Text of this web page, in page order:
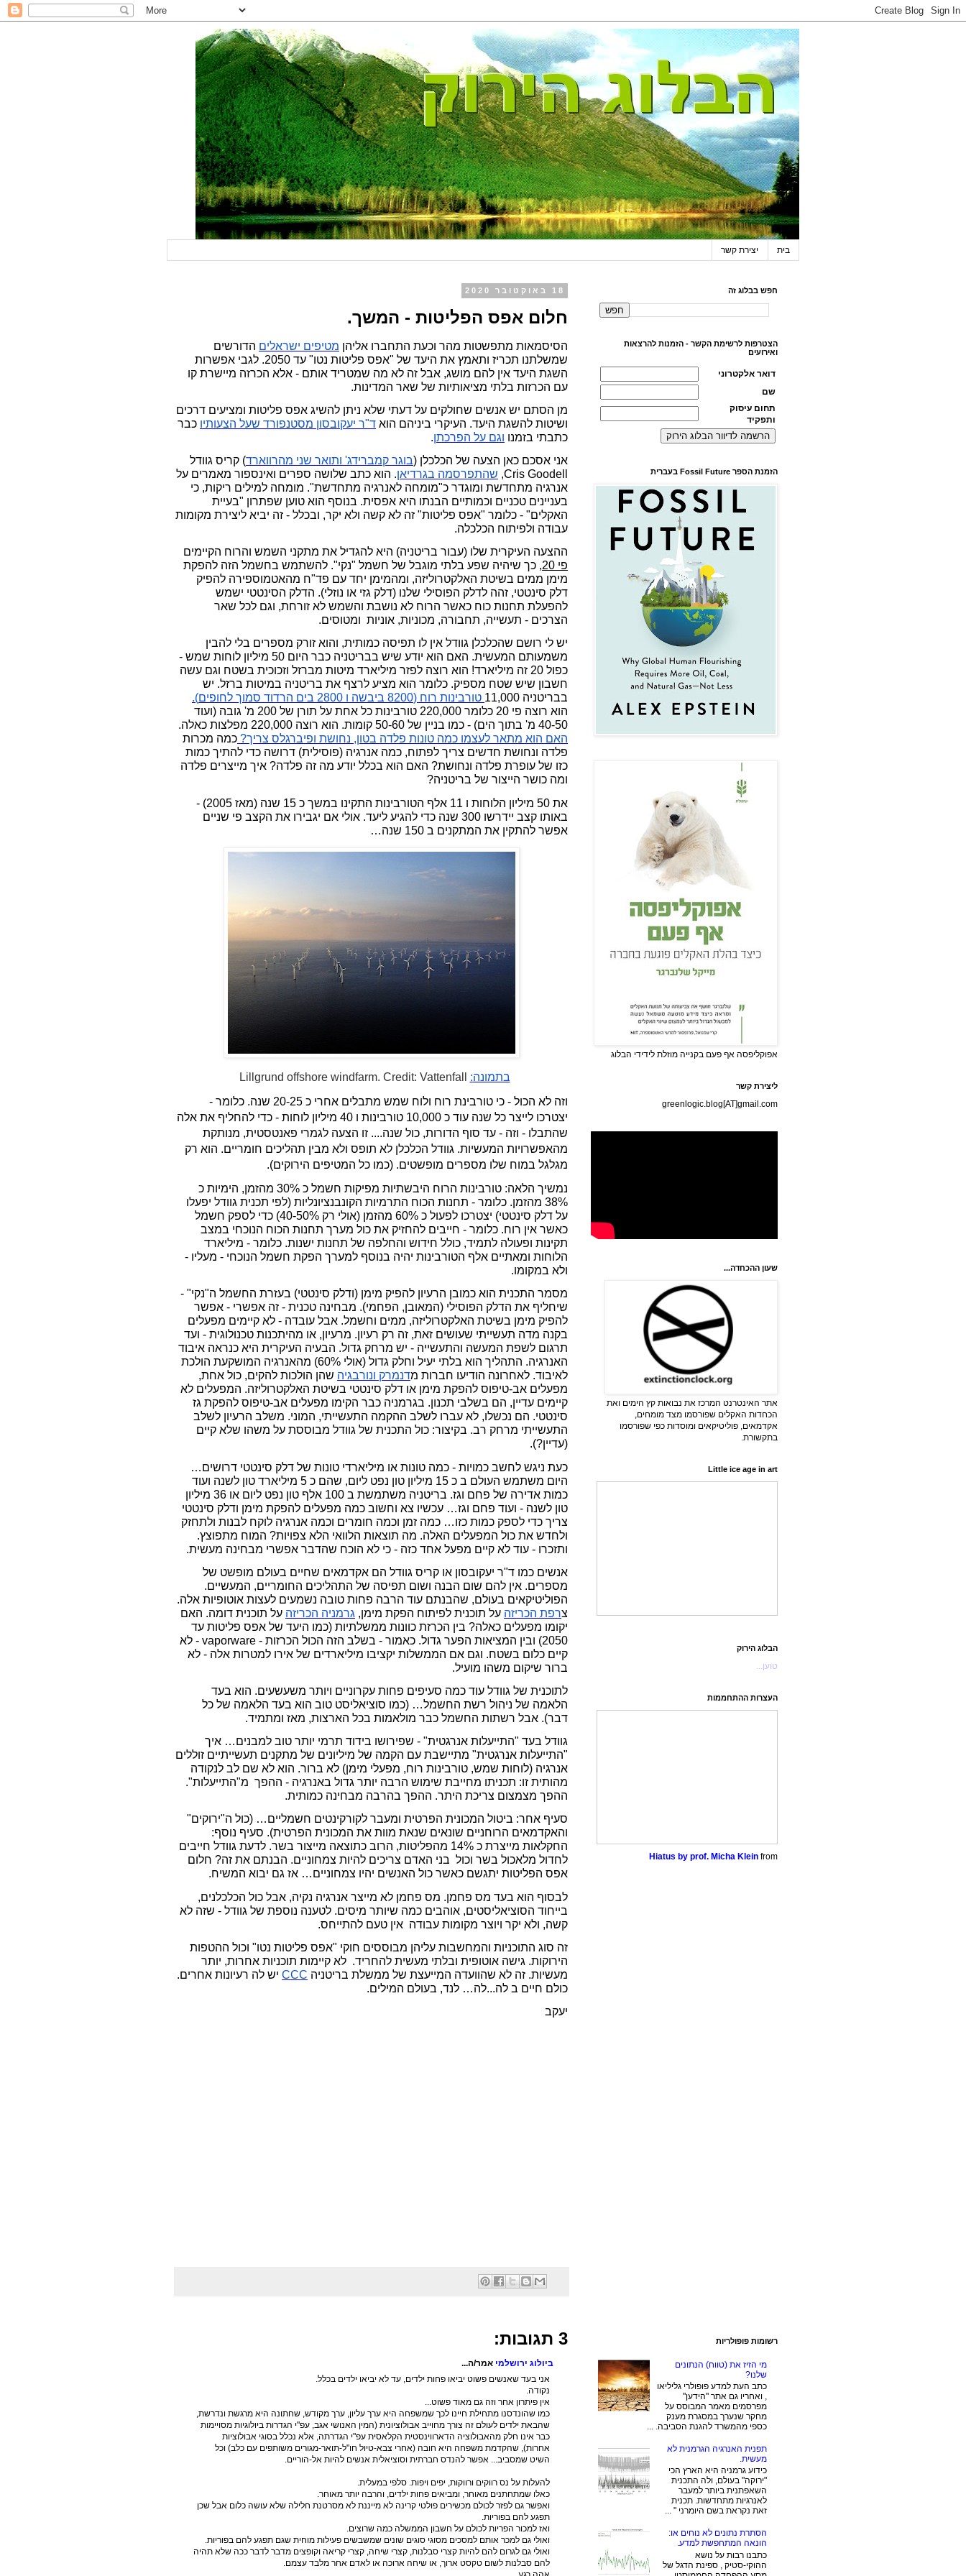
בית יצירת קשר
18 באוקטובר 2020
חלום אפס הפליטות - המשך.
הסיסמאות מתפשטות מהר וכעת התחברו אליהן מטיפים ישראלים הדורשים
שמשלתנו תכריז ותאמץ את היעד של "אפס פליטות נטו" עד 2050. לגבי אפשרות
השגת היעד אין להם מושג, אבל זה לא מה שמטריד אותם - אלא הכרזה מיישרת קו
עם הכרזות בלתי מציאותיות של שאר המדינות.
מן הסתם יש אנשים שחולקים על דעתי שלא ניתן להשיג אפס פליטות ומציעים דרכים
ושיטות להשגת היעד. העיקרי ביניהם הוא ד"ר יעקובסון מסטנפורד שעל הצעותיו כבר
כתבתי בזמנו וגם על הפרכתן.
אני אסכם כאן הצעה של הכלכלן (בוגר קמברידג' ותואר שני מהרווארד) קריס גוודל
Cris Goodell
, שהתפרסמה בגרדיאן. הוא כתב שלושה ספרים ואינספור מאמרים על
אנרגיה מתחדשת ומוגדר כ"מומחה לאנרגיה מתחדשת". מומחה למילים ריקות, כי
בעניינים טכניים וכמותיים הבנתו היא אפסית. בנוסף הוא טוען שפתרון "בעיית
האקלים" - כלומר "אפס פליטות" זה לא קשה ולא יקר, ובכלל - זה יביא ליצירת מקומות
עבודה ולפיתוח הכלכלה.
ההצעה העיקרית שלו (עבור בריטניה) היא להגדיל את מתקני השמש והרוח הקיימים
פי 20
, כך שיהיה שפע בלתי מוגבל של חשמל "נקי". להשתמש בחשמל הזה להפקת
מימן ממים בשיטת האלקטרוליזה, ומהמימן יחד עם פד"ח מהאטמוספירה להפיק
דלק סינטטי, זהה לדלק הפוסילי שלנו (דלק גזי או נוזלי). הדלק הסינטטי ישמש
להפעלת תחנות כוח כאשר הרוח לא נושבת והשמש לא זורחת, וגם לכל שאר
הצרכים - תעשייה, תחבורה, מכוניות, אוניות ומטוסים.
יש לי רושם שהכלכלן גוודל אין לו תפיסה כמותית, והוא זורק מספרים בלי להבין
משמעותם המעשית. האם הוא יודע שיש בבריטניה כבר היום 50 מיליון לוחות שמש -
כפול 20 זה מיליארד! הוא רוצה לפזר מיליארד מיטות מברזל וזכוכית בשטח וגם עשה
חשבון שיש שטח מספיק. כלומר הוא מציע לרצף את בריטניה במיטות ברזל. יש
בבריטניה 11,000
טורבינות רוח (8200 ביבשה ו בים הרדוד סמוך לחופים).
הוא רוצה פי 20 כלומר 220,000 טורבינות כל אחת על תורן של 200 מ' גובה (ועוד
40-50 מ' בתוך הים) - כמו בניין של 50-60 קומות. הוא רוצה 220,000 מפלצות כאלה.
האם הוא מתאר לעצמו כמה טונות פלדה בטון, נחושת ופיברגלס צריך? כמה מכרות
פלדה ונחושת חדשים צריך לפתוח, כמה אנרגיה (פוסילית) דרושה כדי להתיך כמות
כזו של עופרת פלדה ונחושת? האם הוא בכלל יודע מה זה פלדה? איך מייצרים פלדה
ומה כושר הייצור של בריטניה?
את 50 מיליון הלוחות ו 11 אלף הטורבינות התקינו במשך כ 15 שנה (מאז 2005) -
באותו קצב יידרשו 300 שנה כדי להגיע ליעד. אולי אם יגבירו את הקצב פי שניים
אפשר להתקין את המתקנים ב 150 שנה…
בתמונה:
Lillgrund offshore windfarm. Credit: Vattenfall
וזה לא הכול - כי טורבינת רוח ולוח שמש מתבלים אחרי כ 20-25 שנה. כלומר -
יצטרכו לייצר כל שנה
עוד כ 10,000 טורבינות ו 40 מיליון לוחות - כדי להחליף את אלה
שהתבלו - וזה - עד סוף הדורות, כול שנה.... זו הצעה לגמרי פאנטסטית, מנותקת
מהאפשרויות המעשיות. גוודל הכלכלן לא תופס ולא מבין תהליכים חומריים. הוא רק
מגלגל במוח שלו מספרים מופשטים. (כמו כל המטיפים הירוקים).
נמשיך הלאה: טורבינות הרוח היבשתיות מפיקות חשמל כ 30% מהזמן, הימיות כ
38% מהזמן. כלומר - תחנות הכוח התרמיות הקונבנציונליות (לפי תכנית גוודל יפעלו
על דלק סינטטי) יצטרכו לפעול כ 60% מהזמן (אולי רק 40-50%) כדי לספק חשמל
כאשר אין רוח. כלומר - חייבים להחזיק את כול מערך תחנות הכוח הנוכחי במצב
תקינות ופעולה לתמיד, כולל חידוש והחלפה של תחנות ישנות. כלומר - מיליארד
הלוחות ומאתיים אלף הטורבינות יהיה בנוסף למערך הפקת חשמל הנוכחי - מעליו -
ולא במקומו.
מסמר התכנית הוא כמובן הרעיון להפיק מימן (ודלק סינטטי) בעזרת החשמל ה"נקי" -
שיחליף את הדלק הפוסילי (המאובן, הפחמי). מבחינה טכנית - זה אפשרי - אפשר
להפיק מימן בשיטת האלקטרוליזה, ממים וחשמל. אבל עובדה - לא קיימים מפעלים
בקנה מדה תעשייתי שעושים זאת, זה רק רעיון. מרעיון, או מהיתכנות טכנולוגית - ועד
תרגום לשפת המעשה והתעשייה - יש מרחק גדול. הבעיה העיקרית היא כנראה איבוד
האנרגיה. התהליך הוא בלתי יעיל וחלק גדול (אולי 60%) מהאנרגיה המושקעת הולכת
לאיבוד. לאחרונה הודיעו חברות מדנמרק ונורבגיה שהן הולכות להקים, כול אחת,
מפעלים אב-טיפוס להפקת מימן או דלק סינטטי בשיטת האלקטרוליזה. המפעלים לא
קיימים עדיין, הם בשלבי תכנון. בגרמניה כבר הקימו מפעלים אב-טיפוס להפקת גז
סינטטי. הם נכשלו, לא עברו לשלב ההקמה התעשייתי, המוני. משלב הרעיון לשלב
התעשייתי מרחק רב. בקיצור: כול התכנית של גוודל מבוססת על משהו שלא קיים
(עדיין?).
כעת ניגש לחשב כמויות - כמה טונות או מיליארדי טונות של דלק סינטטי דרושים…
היום משתמש העולם ב כ 15 מיליון טון נפט ליום, שהם כ 5 מיליארד טון לשנה ועוד
כמות אדירה של פחם וגז. בריטניה משתמשת ב 100 אלף טון נפט ליום או 36 מיליון
טון לשנה - ועוד פחם וגז… עכשיו צא וחשוב כמה מפעלים להפקת מימן ודלק סינטטי
צריך כדי לספק כמות כזו… כמה זמן וכמה חומרים וכמה אנרגיה לוקח לבנות ולתחזק
ולחדש את כול המפעלים האלה. מה תוצאות הלוואי הלא צפויות? המוח מתפוצץ.
ותזכרו - עוד לא קיים מפעל אחד כזה - כי לא הוכח שהדבר אפשרי מבחינה מעשית.
אנשים כמו ד"ר יעקובסון או קריס גוודל הם אקדמאים שחיים בעולם מופשט של
מספרים. אין להם שום הבנה ושום תפיסה של התהליכים החומריים, המעשיים.
הפוליטיקאים בעולם, שהבנתם עוד הרבה פחות טובה נשמעים לעצות אוטופיות אלה.
צרפת הכריזה על תוכנית לפיתוח הפקת מימן, גרמניה הכריזה על תוכנית דומה. האם
יקומו מפעלים כאלה? בין הכרזת כוונות ממשלתיות (כמו היעד של אפס פליטות עד
2050) ובין המציאות הפער גדול. כאמור - בשלב הזה הכול הכרזות -
vaporware - לא
קיים כלום בשטח. וגם אם הממשלות יקציבו מיליארדים של אירו למטרות אלה - לא
ברור שיקום משהו מועיל.
לתוכנית של גוודל עוד כמה סעיפים פחות עקרוניים ויותר משעשעים. הוא בעד
הלאמה של ניהול רשת החשמל… (כמו סוציאליסט טוב הוא בעד הלאמה של כל
דבר). אבל רשתות החשמל כבר מולאמות בכל הארצות, מאז ומתמיד.
גוודל בעד "התייעלות אנרגטית" - שפירושו בידוד תרמי יותר טוב למבנים… איך
"התייעלות אנרגטית" מתיישבת עם הקמה של מיליונים של מתקנים תעשייתיים זוללים
אנרגיה (לוחות שמש, טורבינות רוח, מפעלי מימן) לא ברור. הוא לא שם לב לנקודה
מהותית זו: תכניתו מחייבת שימוש הרבה יותר גדול באנרגיה - ההפך מ"התייעלות".
ההפך מצמצום צריכת היתר. ההפך בהרבה מבחינה כמותית.
סעיף אחר: ביטול המכונית הפרטית ומעבר לקורקינטים חשמליים… (כול ה"ירוקים"
והאקדמאים הרוחניים שונאים שנאת מוות את המכונית הפרטית). סעיף נוסף:
החקלאות מייצרת כ 14% מהפליטות, הרוב כתוצאה מייצור בשר. לדעת גוודל חייבים
לחדול מלאכול בשר וכול בני האדם צריכים להיות צמחוניים. הבנתם את זה? חלום
אפס הפליטות יתגשם כאשר כול האנשים יהיו צמחוניים… אז גם יבוא המשיח.
לבסוף הוא בעד מס פחמן. מס פחמן לא מייצר אנרגיה נקיה, אבל כול הכלכלנים,
בייחוד הסוציאליסטים, אוהבים כמה שיותר מיסים. לטענה נוספת של גוודל - שזה לא
קשה, ולא יקר ויוצר מקומות עבודה אין טעם להתייחס.
זה סוג התוכניות והמחשבות עליהן מבוססים חוקי "אפס פליטות נטו" וכול ההטפות
הירוקות. גישה אוטופית ובלתי מעשית להחריד. לא קיימות תוכניות אחרות, יותר
מעשיות. זה לא שהוועדה המייעצת של ממשלת בריטניה CCC יש לה רעיונות אחרים.
כולם חיים ב לה...לה… לנד, בעולם המילים.
יעקב
3 תגובות:
ביולוג ירושלמי אמר/ה...
אני בעד שאנשים פשוט יביאו פחות ילדים, עד לא יביאו ילדים בכלל.
נקודה.
אין פיתרון אחר וזה גם מאוד פשוט...
כמו שהונדסנו מתחילת חיינו לכך שמשפחה היא ערך עליון, ערך מקודש, שחתונה היא מרגשת ונדרשת,
שהבאת ילדים לעולם זה צורך מחוייב אבולוציונית (המין האנושי אגב, עפ"י הגדרות ביולוגיות מסויימות
כבר אינו חלק מהאבולוציה הדארווינסטית הקלאסית עפ"י הגדרתה, אלא נכלל בסוגי אבולוציות
אחרות), שהקדמת משפחה היא חובה (אחרי צבא-טיול חו"ל-תואר-מגורים משותפים עם כלב) וכל
השיט שמסביב... אפשר להנדס חברתית וסוציאלית אנשים להיות אל-הוריים.
להעלות על נס רווקים ורווקות, יפים ויפות. סלפי במעלית.
כאלו שמתחתנים מאוחר, ומביאים פחות ילדים, והרבה יותר מאוחר.
ואפשר גם לפזר לכולם מכשירים פולטי קרינה לא מייננת לא מסרטנת חלילה שלא עושה כלום אבל שכן
תפגע להם בפוריות.
ואז למכור הפריות לכולם על חשבון הממשלה כמה שרוצים.
ואולי גם למכר אותם למסכים מסוגי סוגים שונים שמשבשים פעילות מוחית שגם תפגע להם בפוריות.
ואולי גם לגרום להם להיות קצרי סבלנות, קצרי שיחה, קצרי קריאה וקופצים מדבר לדבר ככה שלא תהיה
להם סבלנות לשום טקסט ארוך, או שיחה ארוכה או לאדם אחר מלבד עצמם.
חפש בבלוג זה
הצטרפות לרשימת הקשר - הזמנות להרצאות
ואירועים
דואר אלקטרוני
שם
תחום עיסוק
ותפקיד
הזמנת הספר Fossil Future בעברית
אפוקליפסה אף פעם בקנייה מוזלת לידידי הבלוג
ליצירת קשר
greenlogic.blog[AT]gmail.com
שעון ההכחדה...
אתר האינטרנט המרכז את נבואות קץ הימים ואת
הכחדות האקלים שפורסמו מצד מומחים,
אקדמאים, פוליטיקאים ומוסדות כפי שפורסמו
בתקשורת.
Little ice age in art
הבלוג הירוק
טוען...
העצרות ההתחממות
Hiatus by prof. Micha Klein from
רשומות פופולריות
מי הזיז את (טווח) הנתונים
שלנו?
כתב העת למדע פופולרי גליליאו
, ואחריו גם אתר "הידען"
מפרסמים מאמר המבוסס על
מחקר שנערך במסגרת מענק
כספי מהמשרד להגנת הסביבה. ...
תפנית האנרגיה הגרמנית לא
מעשית.
כידוע גרמניה היא הארץ הכי
"ירוקה" בעולם, ולה התכנית
השאפתנית ביותר למעבר
לאנרגיות מתחדשות. תכנית
זאת נקראת בשם היומרני " ...
הסתרת נתונים לא נוחים או:
הונאה המתחפשת למדע.
כתבנו רבות על נושא
ההוקי-סטיק , ספינת הדגל של